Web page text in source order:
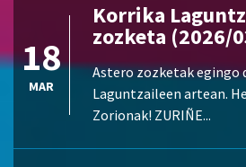
18
MAR
Korrika
zozketa (2026/
Astero zozketak egingo
Laguntzaileen artean.
Zorionak! ZURIÑE...